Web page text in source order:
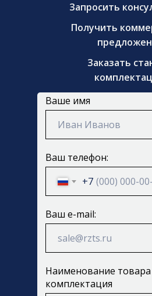
Запросить
Получить
Заказать
Ваше имя
Ваш телефон:
+7
Ваш e-mail:
Наименование
комплектация